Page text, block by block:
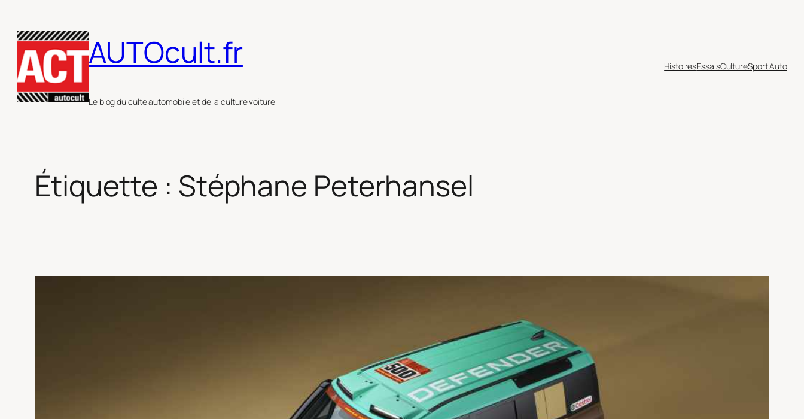
au
contenu
AUTOcult.fr
Le blog du culte automobile et de la culture voiture
HistoiresEssaisCultureSport Auto
Étiquette : Stéphane Peterhansel